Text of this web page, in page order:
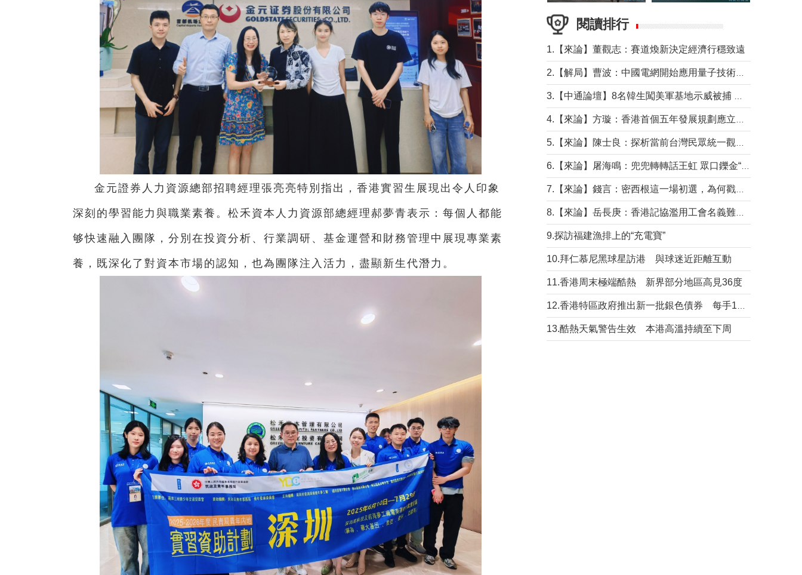
金元證券人力資源總部招聘經理張亮亮特別指出，香港實習生展現出令人印象
深刻的學習能力與職業素養。 松禾資本人力資源部總經理郝夢青表示：每個人都能
够快速融入團隊，分別在投資分析、行業調研、基金運營和財務管理中展現專業素
養，既深化了對資本市場的認知，也為團隊注入活力，盡顯新生代潛力。
閱讀排行
1.【來論】董觀志：賽道煥新決定經濟行穩致遠
9.探訪福建漁排上的“充電寶”
10.拜仁慕尼黑球星訪港 與球迷近距離互動
11.香港周末極端酷熱 新界部分地區高見36度
13.酷熱天氣警告生效 本港高溫持續至下周